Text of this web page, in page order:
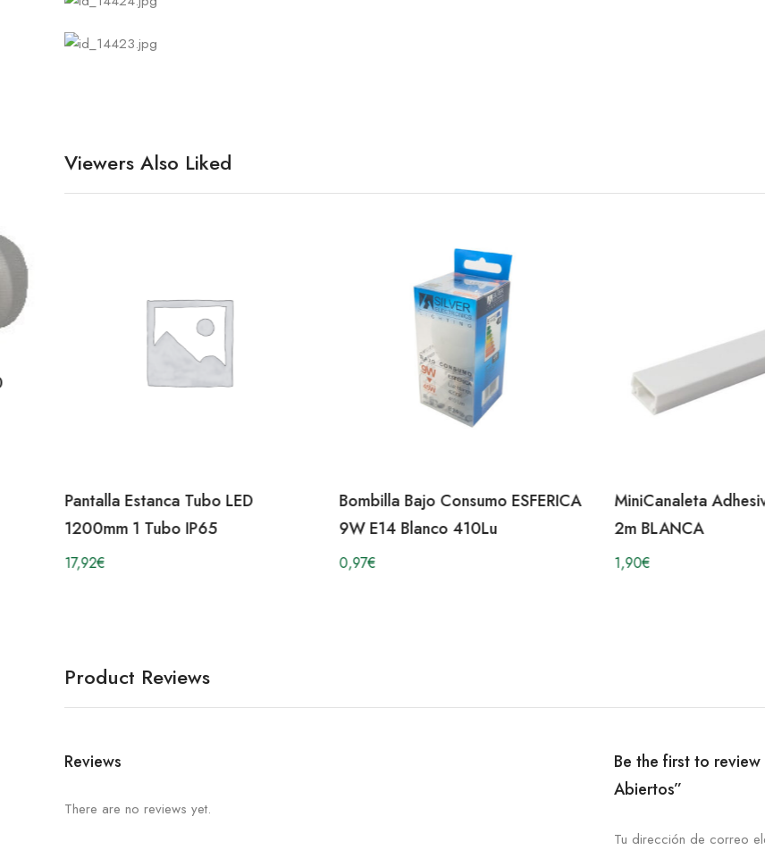
Viewers Also Liked
Pantalla Estanca Tubo LED
1200mm 1 Tubo IP65
17,92€
Bombilla Bajo Consumo ESFERICA
9W E14 Blanco 410Lu
0,97€
MiniCanaleta
2m BLANCA
1,90€
Product Reviews
Reviews
There are no reviews yet.
Be the first to
Abiertos”
Tu dirección de correo